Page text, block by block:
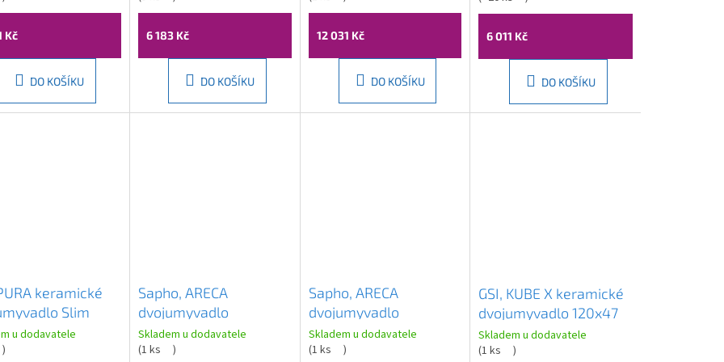
Kč
DO KOŠÍKU
6 183 Kč
DO KOŠÍKU
12 031 Kč
DO KOŠÍKU
6 011 Kč
DO KOŠÍKU
keramické
Slim
bílá
8889111
u dodavatele
)
Sapho, ARECA
dvojumyvadlo
181x51,5cm, litý
mramor, bílá, AC181
Skladem u dodavatele
(1 ks )
Sapho, ARECA
dvojumyvadlo
161x51,5cm, litý
mramor, bílá, AC161
Skladem u dodavatele
(1 ks )
GSI, KUBE X keramické
dvojumyvadlo 120x47
cm, bílá ExtraGlasse,
9425111
Skladem u dodavatele
(1 ks )